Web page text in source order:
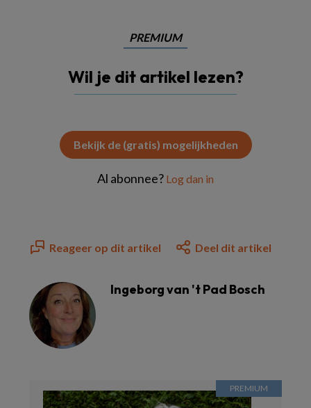
PREMIUM
Wil je dit artikel lezen?
Bekijk de (gratis) mogelijkheden
Al abonnee? Log dan in
Reageer op dit artikel Deel dit artikel
Ingeborg van 't Pad Bosch